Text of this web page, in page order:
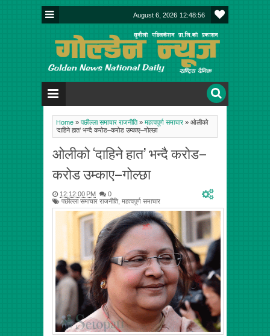
August 6, 2026 12:48:56
Home » पछील्ला समाचार राजनीति » महत्वपूर्ण समाचार » ओलीको
‘दाहिने हात’ भन्दै करोड–करोड उम्काए–गोल्छा
ओलीको ‘दाहिने हात’ भन्दै करोड–
करोड उम्काए–गोल्छा
12:12:00 PM
0
पछील्ला समाचार राजनीति, महत्वपूर्ण समाचार